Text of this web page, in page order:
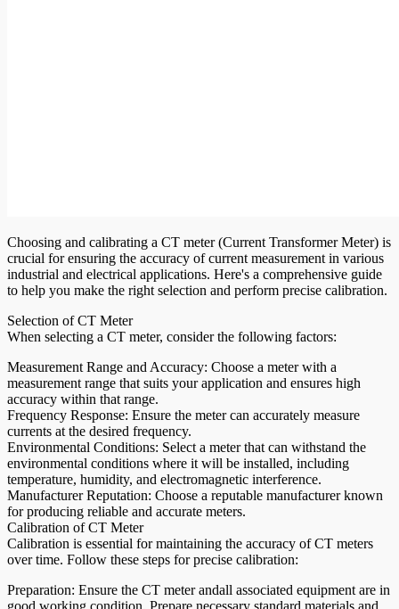
Choosing and calibrating a CT meter (Current Transformer Meter) is
crucial for ensuring the accuracy of current measurement in various
industrial and electrical applications. Here's a comprehensive guide
to help you make the right selection and perform precise calibration.
Selection of CT Meter
When selecting a CT meter, consider the following factors:
Measurement Range and Accuracy: Choose a meter with a
measurement range that suits your application and ensures high
accuracy within that range.
Frequency Response: Ensure the meter can accurately measure
currents at the desired frequency.
Environmental Conditions: Select a meter that can withstand the
environmental conditions where it will be installed, including
temperature, humidity, and electromagnetic interference.
Manufacturer Reputation: Choose a reputable manufacturer known
for producing reliable and accurate meters.
Calibration of CT Meter
Calibration is essential for maintaining the accuracy of CT meters
over time. Follow these steps for precise calibration:
Preparation: Ensure the CT meter andall associated equipment are in
good working condition. Prepare necessary standard materials and